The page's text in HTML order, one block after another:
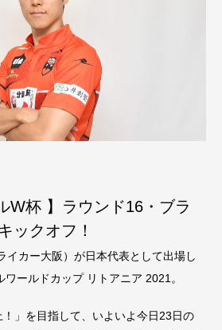
W杯 】ラウンド16・ブラ
ックオフ！
イカー大阪）が日本代表として出場し
ールドカップ リトアニア 2021。
！」を目指して、いよいよ今日23日の